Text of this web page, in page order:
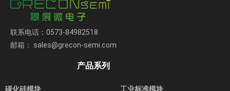
联系电话：0573-84982518
邮箱： sales@grecon-semi.com
产品系列
碳化硅模块 工业标准模块